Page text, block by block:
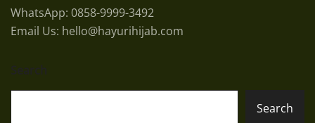
WhatsApp: 0858-9999-3492
Email Us: hello@hayurihijab.com
Search
Search